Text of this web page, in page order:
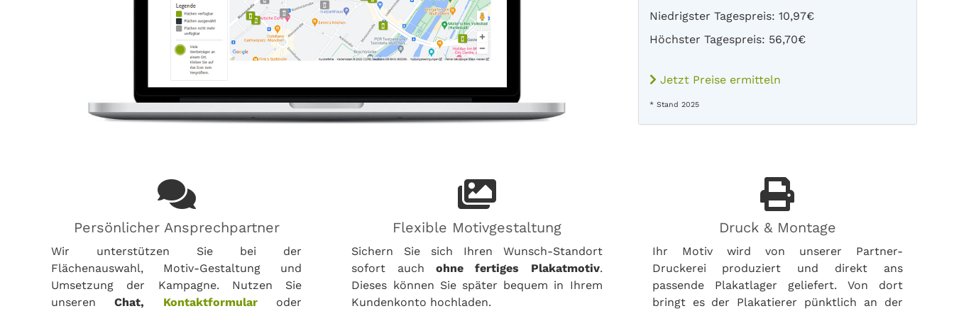
Niedrigster Tagespreis: 10,97€
Höchster Tagespreis: 56,70€
Jetzt Preise ermitteln
* Stand 2025
Persönlicher Ansprechpartner
Wir unterstützen Sie bei der
Flächenauswahl, Motiv-Gestaltung und
Umsetzung der Kampagne. Nutzen Sie
unserenChat, Kontaktformularoder
Flexible Motivgestaltung
Sichern Sie sich Ihren Wunsch-Standort
sofort auch ohne fertiges Plakatmotiv.
Dieses können Sie später bequem in Ihrem
Kundenkonto hochladen.
Druck & Montage
Ihr Motiv wird von unserer Partner-
Druckerei produziert und direkt ans
passende Plakatlager geliefert. Von dort
bringt es der Plakatierer pünktlich an der